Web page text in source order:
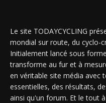
Le site TODAYCYCLING
mondial sur route, du cyclo-
Initialement lancé sous
transforme au fur et à
en véritable site média avec
essentielles, des résultats,
ainsi qu'un forum. Et le tout